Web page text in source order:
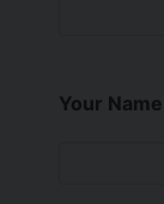
Your Name